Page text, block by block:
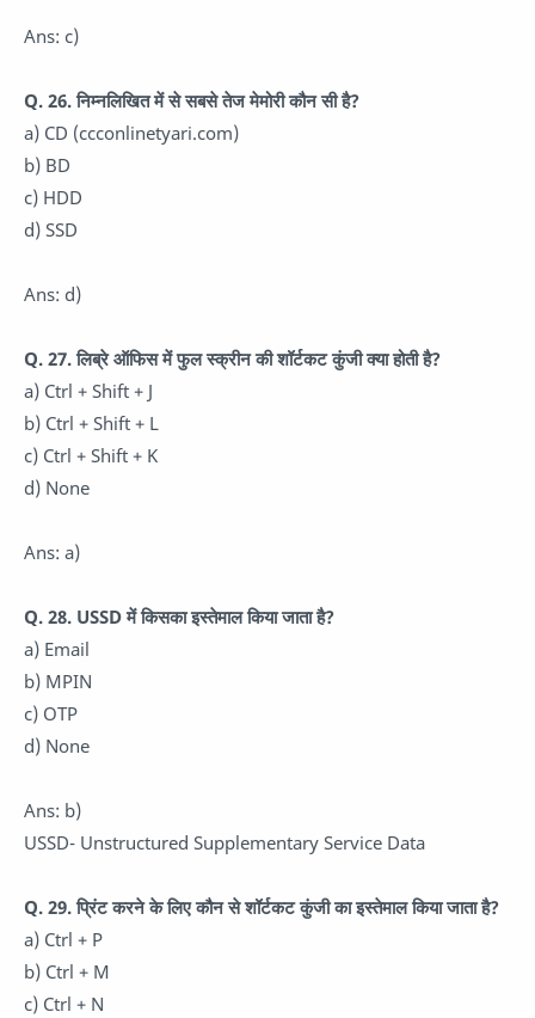
Ans: c)
Q. 26. निम्नलिखित में से सबसे तेज मेमोरी कौन सी है?
a) CD (ccconlinetyari.com)
b) BD
c) HDD
d) SSD
Ans: d)
Q. 27. लिब्रे ऑफिस में फुल स्क्रीन की शॉर्टकट कुंजी क्या होती है?
a) Ctrl + Shift + J
b) Ctrl + Shift + L
c) Ctrl + Shift + K
d) None
Ans: a)
Q. 28. USSD में किसका इस्तेमाल किया जाता है?
a) Email
b) MPIN
c) OTP
d) None
Ans: b)
USSD- Unstructured Supplementary Service Data
Q. 29. प्रिंट करने के लिए कौन से शॉर्टकट कुंजी का इस्तेमाल किया जाता है?
a) Ctrl + P
b) Ctrl + M
c) Ctrl + N